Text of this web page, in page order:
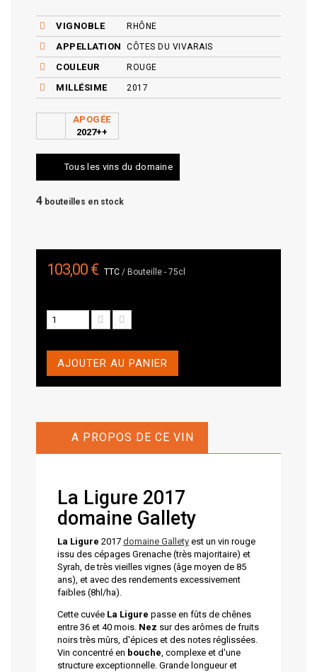
VIGNOBLE RHÔNE
APPELLATION CÔTES DU VIVARAIS
COULEUR ROUGE
MILLÉSIME 2017
APOGÉE
2027++
Tous les vins du domaine
4 bouteilles en stock
103,00 € TTC/ Bouteille - 75cl
AJOUTER AU PANIER
A PROPOS DE CE VIN
La Ligure 2017
domaine Gallety
La Ligure 2017 domaine Galletyest un vin rouge
issu des cépages Grenache (très majoritaire) et
Syrah, de très vieilles vignes (âge moyen de 85
ans), et avec des rendements excessivement
faibles (8hl/ha).
Cette cuvée La Ligure passe en fûts de chênes
entre 36 et 40 mois. Nez sur des arômes de fruits
noirs très mûrs, d'épices et des notes réglissées.
Vin concentré en bouche, complexe et d'une
structure exceptionnelle. Grande longueur et